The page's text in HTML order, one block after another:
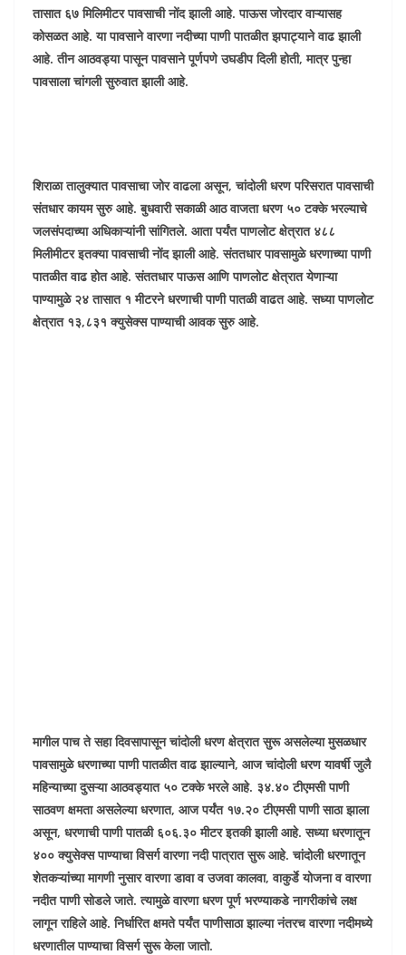
तासात ६७ मिलिमीटर पावसाची नोंद झाली आहे. पाऊस जोरदार वाऱ्यासह
कोसळत आहे. या पावसाने वारणा नदीच्या पाणी पातळीत झपाट्याने वाढ झाली
आहे. तीन आठवड्या पासून पावसाने पूर्णपणे उघडीप दिली होती, मात्र पुन्हा
पावसाला चांगली सुरुवात झाली आहे.
शिराळा तालुक्यात पावसाचा जोर वाढला असून, चांदोली धरण परिसरात पावसाची
संतधार कायम सुरु आहे. बुधवारी सकाळी आठ वाजता धरण ५० टक्के भरल्याचे
जलसंपदाच्या अधिकाऱ्यांनी सांगितले. आता पर्यंत पाणलोट क्षेत्रात ४८८
मिलीमीटर इतक्या पावसाची नोंद झाली आहे. संततधार पावसामुळे धरणाच्या पाणी
पातळीत वाढ होत आहे. संततधार पाऊस आणि पाणलोट क्षेत्रात येणाऱ्या
पाण्यामुळे २४ तासात १ मीटरने धरणाची पाणी पातळी वाढत आहे. सध्या पाणलोट
क्षेत्रात १३,८३१ क्युसेक्स पाण्याची आवक सुरु आहे.
मागील पाच ते सहा दिवसापासून चांदोली धरण क्षेत्रात सुरू असलेल्या मुसळधार
पावसामुळे धरणाच्या पाणी पातळीत वाढ झाल्याने, आज चांदोली धरण यावर्षी जुलै
महिन्याच्या दुसऱ्या आठवड्यात ५० टक्के भरले आहे. ३४.४० टीएमसी पाणी
साठवण क्षमता असलेल्या धरणात, आज पर्यंत १७.२० टीएमसी पाणी साठा झाला
असून, धरणाची पाणी पातळी ६०६.३० मीटर इतकी झाली आहे. सध्या धरणातून
४०० क्युसेक्स पाण्याचा विसर्ग वारणा नदी पात्रात सुरू आहे. चांदोली धरणातून
शेतकऱ्यांच्या मागणी नुसार वारणा डावा व उजवा कालवा, वाकुर्डे योजना व वारणा
नदीत पाणी सोडले जाते. त्यामुळे वारणा धरण पूर्ण भरण्याकडे नागरीकांचे लक्ष
लागून राहिले आहे. निर्धारित क्षमते पर्यंत पाणीसाठा झाल्या नंतरच वारणा नदीमध्ये
धरणातील पाण्याचा विसर्ग सुरू केला जातो.